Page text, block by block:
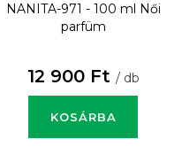
NANITA-971 - 100 ml
Női
parfüm
12 900 Ft / db
KOSÁRBA